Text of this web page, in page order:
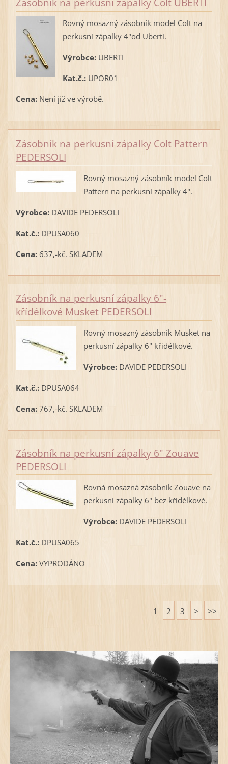
Zásobník na perkusní zápalky Colt UBERTI
Rovný mosazný zásobník model Colt na
perkusní zápalky 4"od Uberti.
Výrobce:UBERTI
Kat.č.:UPOR01
Cena:Není již ve výrobě.
Zásobník na perkusní zápalky Colt Pattern
PEDERSOLI
Rovný mosazný zásobník model Colt
Pattern na perkusní zápalky 4".
Výrobce:DAVIDE PEDERSOLI
Kat.č.:DPUSA060
Cena:637,-kč. SKLADEM
Zásobník na perkusní zápalky 6"-
křídélkové Musket PEDERSOLI
Rovný mosazný zásobník Musket na
perkusní zápalky 6" křidélkové.
Výrobce:DAVIDE PEDERSOLI
Kat.č.:DPUSA064
Cena:767,-kč. SKLADEM
Zásobník na perkusní zápalky 6" Zouave
PEDERSOLI
Rovná mosazná zásobník Zouave na
perkusní zápalky 6" bez křidélkové.
Výrobce:DAVIDE PEDERSOLI
Kat.č.:DPUSA065
Cena:VYPRODÁNO
1 2 3 > >>